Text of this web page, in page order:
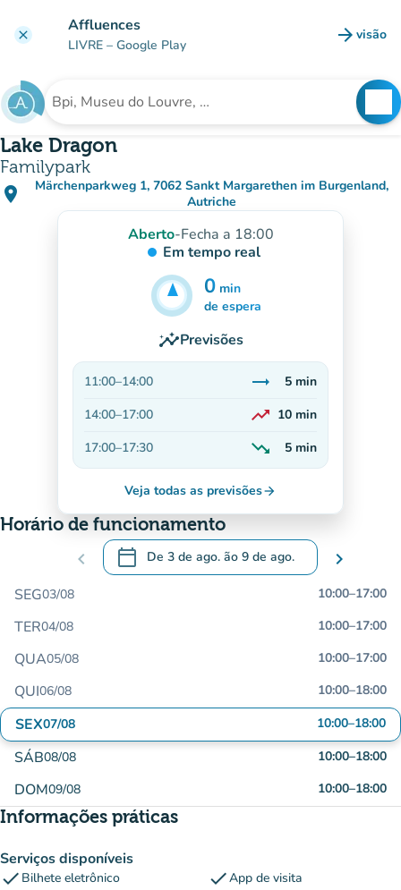
clear Affluences
LIVRE – Google Play arrow_forward visão
(novo
Procura uma instituição
Lake Dragon
Familypark
place
Märchenparkweg 1, 7062 Sankt Margarethen im Burgenland,
Autriche
(abrir no Google Maps)
(novo separador)
Aberto-Fecha a 18:00
Em tempo real
0 min
5min
de espera
insightsPrevisões
11:00–14:00 trending_flat 5 min
14:00–17:00 trending_up 10 min
17:00–17:30 trending_down
Decrescente
5 min
Veja todas as previsõesarrow_forward
Horário de funcionamento
chevron_left calendar_today De 3 de ago. ão 9 de ago.
.Abra o calendário para alterar as datas
chevron_right
SEG03/08 10:00–17:00
TER04/08 10:00–17:00
QUA05/08 10:00–17:00
QUI06/08 10:00–18:00
SEX07/08 10:00–18:00
SÁB08/08 10:00–18:00
DOM09/08 10:00–18:00
Informações práticas
Serviços disponíveis
check Bilhete eletrônico checkApp de visita